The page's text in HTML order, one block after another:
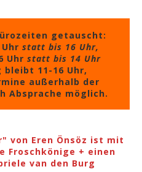
getauscht:
statt bis 16 Uhr,
Uhr statt bis 14 Uhr
bleibt 11-16 Uhr,
außerhalb der
Absprache möglich.
von Eren Önsöz ist mit
Froschkönige + einen
van den Burg